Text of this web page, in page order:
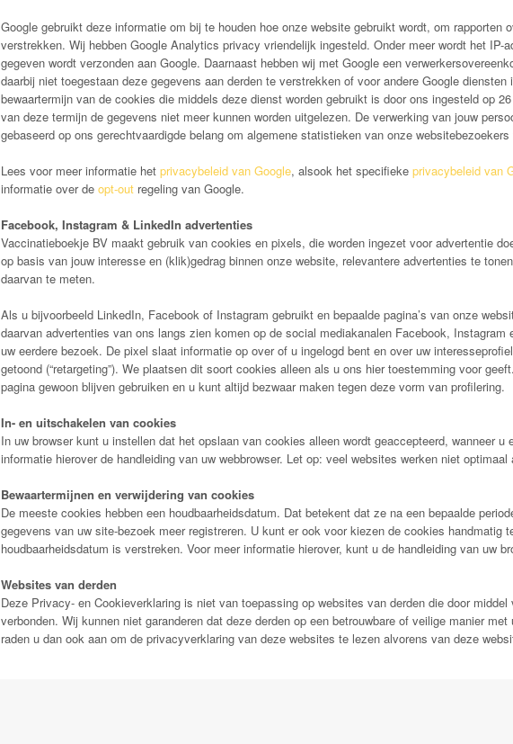
Google gebruikt deze informatie om bij te houden hoe onze website gebruikt wordt, om rapporten
verstrekken. Wij hebben Google Analytics privacy vriendelijk ingesteld. Onder meer wordt het IP-
gegeven wordt verzonden aan Google. Daarnaast hebben wij met Google een
daarbij niet toegestaan deze gegevens aan derden te verstrekken of voor andere Google
bewaartermijn van de cookies die middels deze dienst worden gebruikt is door ons ingesteld op
van deze termijn de gegevens niet meer kunnen worden uitgelezen. De verwerking van jouw
gebaseerd op ons gerechtvaardigde belang om algemene statistieken van onze
Lees voor meer informatie het privacybeleid van Google, alsook het specifieke privacybeleid van
informatie over de opt-outregeling van Google.
Facebook, Instagram & LinkedIn advertenties
Vaccinatieboekje BV maakt gebruik van cookies en pixels, die worden ingezet voor advertentie
op basis van jouw interesse en (klik)gedrag binnen onze website, relevantere advertenties te
daarvan te meten.
Als u bijvoorbeeld LinkedIn, Facebook of Instagram gebruikt en bepaalde pagina’s van onze
daarvan advertenties van ons langs zien komen op de social mediakanalen Facebook, Instagram
uw eerdere bezoek. De pixel slaat informatie op over of u ingelogd bent en over uw
getoond (“retargeting”). We plaatsen dit soort cookies alleen als u ons hier toestemming voor
pagina gewoon blijven gebruiken en u kunt altijd bezwaar maken tegen deze vorm van profilering.
In- en uitschakelen van cookies
In uw browser kunt u instellen dat het opslaan van cookies alleen wordt geaccepteerd, wanneer u
informatie hierover de handleiding van uw webbrowser. Let op: veel websites werken niet
Bewaartermijnen en verwijdering van cookies
De meeste cookies hebben een houdbaarheidsdatum. Dat betekent dat ze na een bepaalde
gegevens van uw site-bezoek meer registreren. U kunt er ook voor kiezen de cookies handmatig
houdbaarheidsdatum is verstreken. Voor meer informatie hierover, kunt u de handleiding van uw
Websites van derden
Deze Privacy- en Cookieverklaring is niet van toepassing op websites van derden die door
verbonden. Wij kunnen niet garanderen dat deze derden op een betrouwbare of veilige manier
raden u dan ook aan om de privacyverklaring van deze websites te lezen alvorens van deze